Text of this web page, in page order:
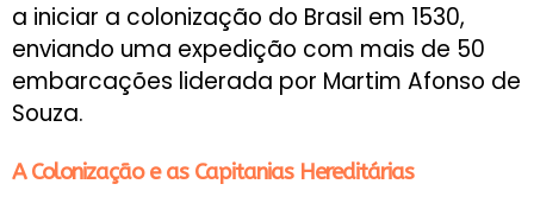
a iniciar a colonização do Brasil em 1530,
enviando uma expedição com mais de 50
embarcações liderada por Martim Afonso de
Souza.
A Colonização e as Capitanias Hereditárias